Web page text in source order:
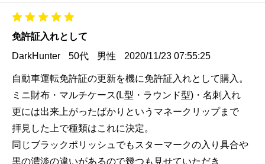
免許証入れとして
DarkHunter
50代 男性 2020/11/23 07:55:25
自動車運転免許証の更新を機に免許証入れとして購入。
ミニ財布・マルチケース(L型・ラウンド型)・名刺入れ
更には出来上がったばかりというマネークリップまで
拝見した上で種類はこれに決定。
同じブラックポリッシュでもスターマークの入り具合や
黒の濃淡の違いがあるので幾つも見せていただき